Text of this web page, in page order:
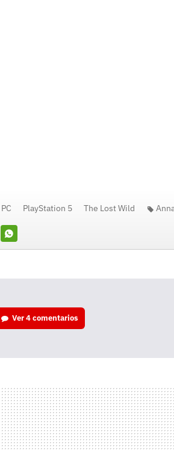
Whatsapp
PC PlayStation 5 The Lost Wild
Ver4 comentarios